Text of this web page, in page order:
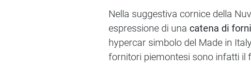
Nella suggestiva cornice della
espressione di una catena di
hypercar simbolo del Made in
fornitori piemontesi sono infatti il